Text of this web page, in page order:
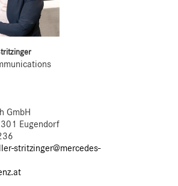
GmbH
Eugendorf
stritzinger@mercedes-